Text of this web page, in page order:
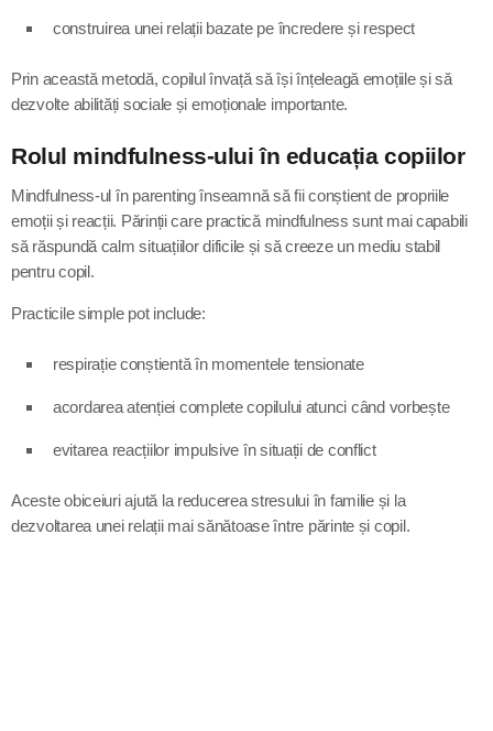
construirea unei relații bazate pe încredere și respect
Prin această metodă, copilul învață să își înțeleagă emoțiile și să
dezvolte abilități sociale și emoționale importante.
Rolul mindfulness-ului în educația copiilor
Mindfulness-ul în parenting înseamnă să fii conștient de propriile
emoții și reacții. Părinții care practică mindfulness sunt mai capabili
să răspundă calm situațiilor dificile și să creeze un mediu stabil
pentru copil.
Practicile simple pot include:
respirație conștientă în momentele tensionate
acordarea atenției complete copilului atunci când vorbește
evitarea reacțiilor impulsive în situații de conflict
Aceste obiceiuri ajută la reducerea stresului în familie și la
dezvoltarea unei relații mai sănătoase între părinte și copil.